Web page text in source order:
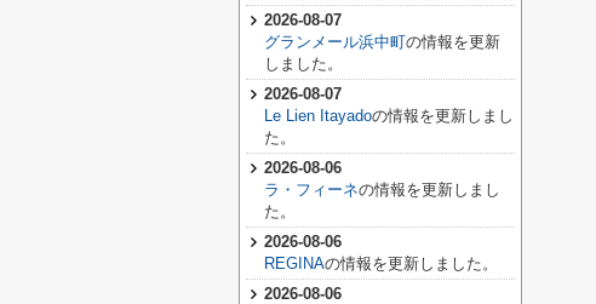
2026-08-07
グランメール浜中町の情報を更新
しました。
2026-08-07
Le Lien Itayadoの情報を更新しまし
た。
2026-08-06
ラ・フィーネの情報を更新しまし
た。
2026-08-06
REGINAの情報を更新しました。
2026-08-06